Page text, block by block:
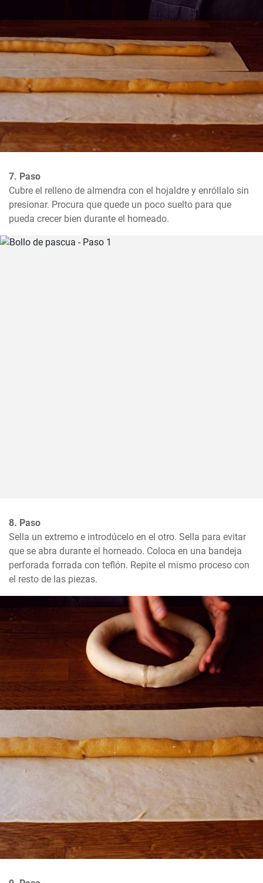
7. Paso
Cubre el relleno de almendra con el hojaldre y enróllalo sin
presionar. Procura que quede un poco suelto para que
pueda crecer bien durante el horneado.
8. Paso
Sella un extremo e introdúcelo en el otro. Sella para evitar
que se abra durante el horneado. Coloca en una bandeja
perforada forrada con teflón. Repite el mismo proceso con
el resto de las piezas.